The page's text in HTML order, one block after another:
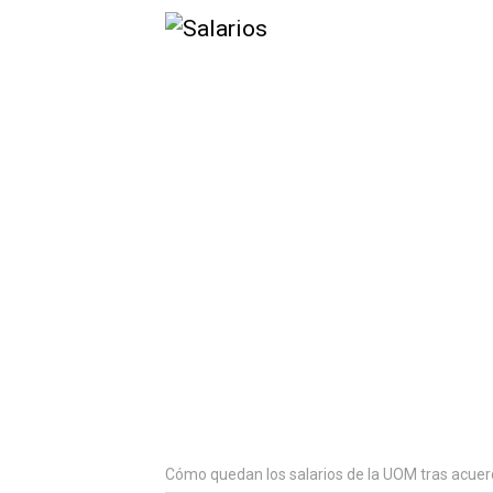
Cómo quedan los salarios de la UOM tras